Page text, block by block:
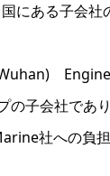
にある子会社
子会社であ
社への負